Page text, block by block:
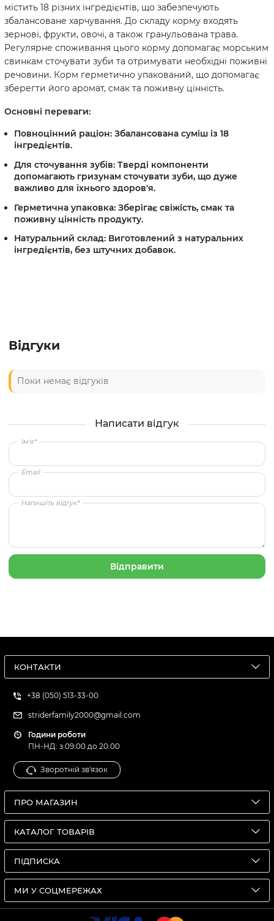
містить 18 різних інгредієнтів, що забезпечують
збалансоване харчування. До складу корму входять
зернові, фрукти, овочі, а також гранульована трава.
Регулярне споживання цього корму допомагає морським
свинкам сточувати зуби та отримувати необхідні поживні
речовини. Корм герметично упакований, що допомагає
зберегти його аромат, смак та поживну цінність.
Основні переваги:
Повноцінний раціон: Збалансована суміш із 18
інгредієнтів.
Для сточування зубів: Тверді компоненти
допомагають гризунам сточувати зуби, що дуже
важливо для їхнього здоров'я.
Герметична упаковка: Зберігає свіжість, смак та
поживну цінність продукту.
Натуральний склад: Виготовлений з натуральних
інгредієнтів, без штучних добавок.
Відгуки
Поки немає відгуків
Написати відгук
Ім'я*
Email
Напишіть відгук*
КОНТАКТИ
+38 (050) 513-33-00
striderfamily2000@gmail.com
Години роботи
ПН-НД: з 09:00 до 20:00
Зворотній зв'язок
ПРО МАГАЗИН
КАТАЛОГ ТОВАРІВ
ПІДПИСКА
МИ У СОЦМЕРЕЖАХ